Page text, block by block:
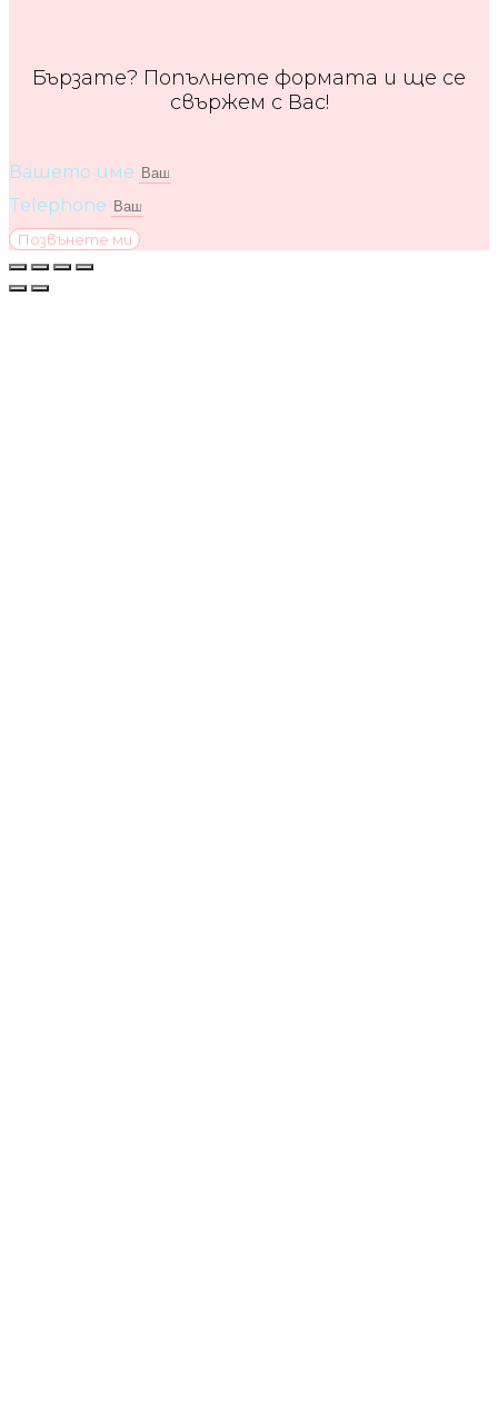
Бързате? Попълнете формата и ще се
свържем с Вас!
Вашето име
Telephone
Позвънете ми